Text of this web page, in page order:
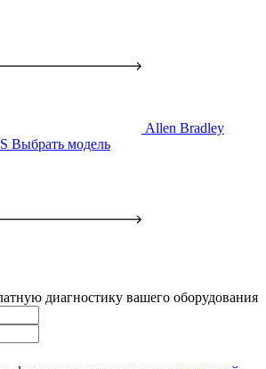
Allen Bradley
Выбрать модель
диагностику вашего оборудования